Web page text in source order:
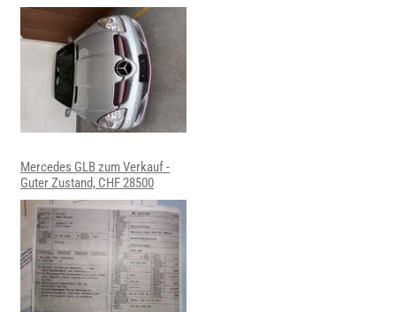
Mercedes GLB zum Verkauf -
Guter Zustand, CHF 28500